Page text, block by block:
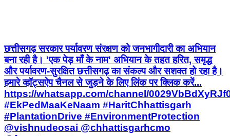
छत्तीसगढ़ सरकार पर्यावरण संरक्षण को जनभागीदारी का अभियान
बना रही है। 'एक पेड़ माँ के नाम' अभियान के तहत हरित, समृद्ध
और पर्यावरण-सुरक्षित छत्तीसगढ़ का संकल्प और सशक्त हो रहा है।
हमारे व्हॉट्सऐप चैनल से जुड़ने के लिए लिंक पर क्लिक करें...
https://whatsapp.com/channel/
#EkPedMaaKeNaam #HaritChhattisgarh
#PlantationDrive #EnvironmentProtection
@vishnudeosai @chhattisgarhcmo